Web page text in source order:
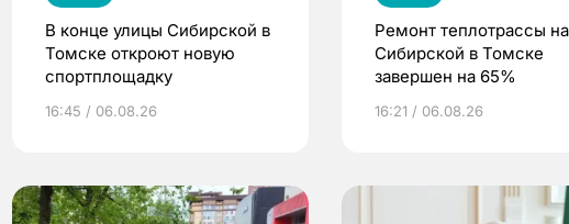
В конце улицы Сибирской в
Томске откроют новую
спортплощадку
16:45 / 06.08.26
Ремонт теплотрассы на
Сибирской в Томске
завершен на 65%
16:21 / 06.08.26